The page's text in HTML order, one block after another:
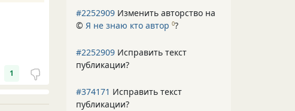
1
#2252909 Изменить авторство на
© Я не знаю кто автор 0?
#2252909 Исправить текст
публикации?
#374171 Исправить текст
публикации?